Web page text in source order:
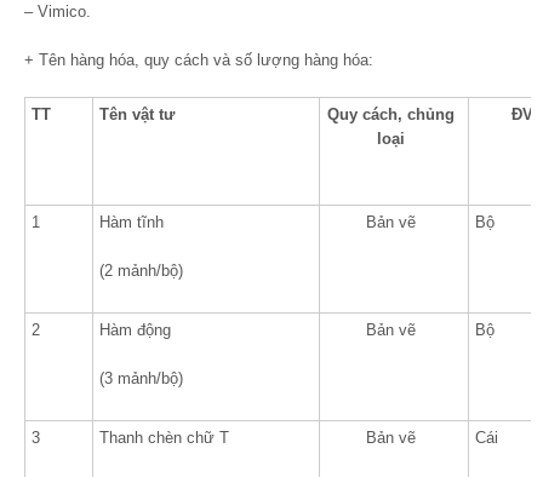
– Vimico.
+ Tên hàng hóa, quy cách và số lượng hàng hóa:
TT Tên vật tư
Quy cách, chủng
loại
ĐVT
1 Hàm tĩnh
(2 mảnh/bộ)
Bản vẽ Bộ
2 Hàm động
(3 mảnh/bộ)
Bản vẽ Bộ
3 Thanh chèn chữ T Bản vẽ Cái